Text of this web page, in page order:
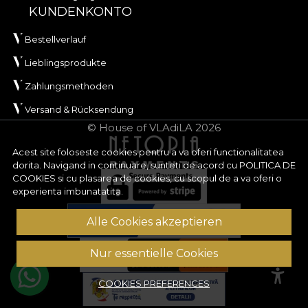
Acest site foloseste cookies pentru a va oferi functionalitatea
dorita. Navigand in continuare, sunteti de acord cu POLITICA DE
COOKIES si cu plasarea de cookies, cu scopul de a va oferi o
experienta imbunatatita.
Alle Cookies akzeptieren
Nur essentielle Cookies
COOKIES PREFERENCES
KUNDENKONTO
Bestellverlauf
Lieblingsprodukte
Zahlungsmethoden
Versand & Rücksendung
© House of VLAdiLA 2026